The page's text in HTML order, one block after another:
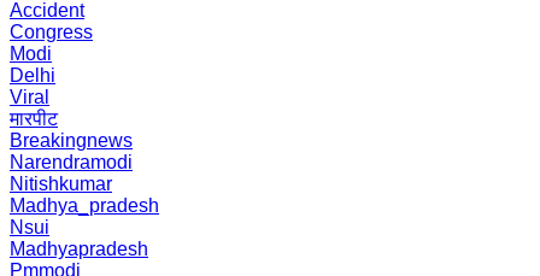
Accident
Congress
Modi
Delhi
Viral
मारपीट
Breakingnews
Narendramodi
Nitishkumar
Madhya_pradesh
Nsui
Madhyapradesh
Pmmodi